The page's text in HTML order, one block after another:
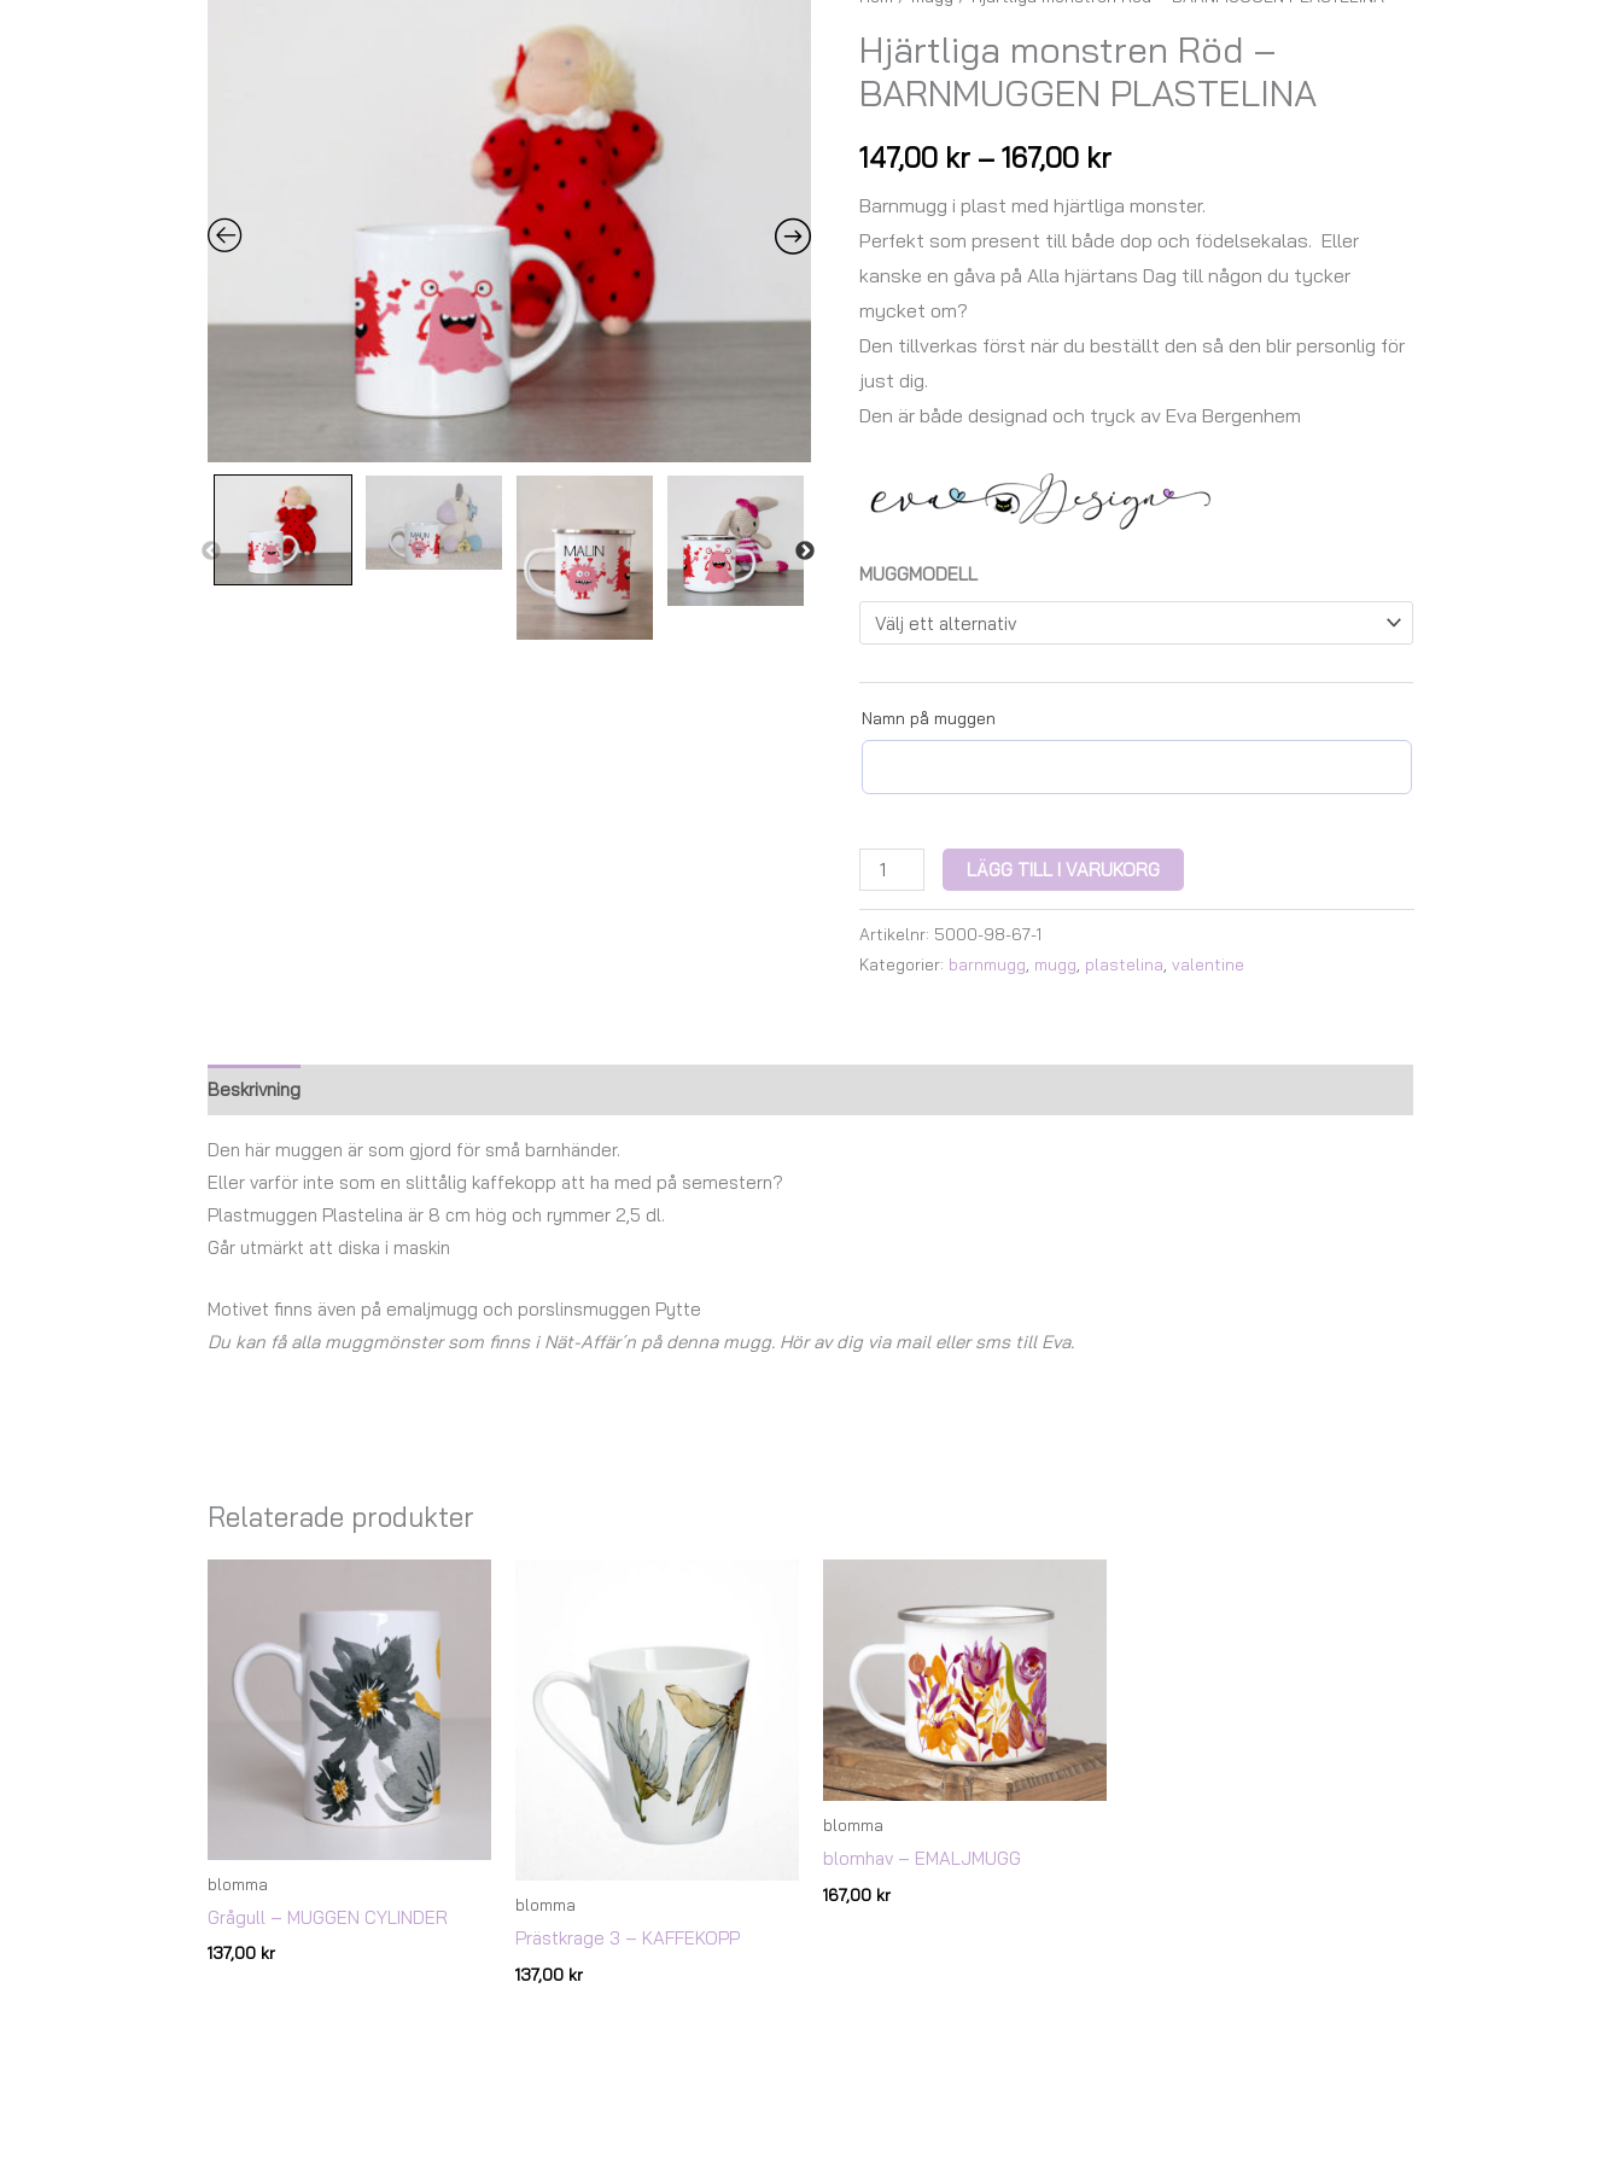
Hjärtliga monstren Röd –
BARNMUGGEN PLASTELINA
147,00 kr – 167,00 kr
147,00 kr
till
167,00 kr
Barnmugg i plast med hjärtliga monster.
Perfekt som present till både dop och födelsekalas. Eller
kanske en gåva på Alla hjärtans Dag till någon du tycker
mycket om?
Den tillverkas först när du beställt den så den blir personlig för
just dig.
Den är både designad och tryck av Eva Bergenhem
MUGGMODELL
Namn på muggen
Röd
-
PLASTELINA
LÄGG TILL I VARUKORG
Artikelnr: 5000-98-67-1
Kategorier: barnmugg mugg plastelina valentine
Beskrivning
Den här muggen är som gjord för små barnhänder.
Eller varför inte som en slittålig kaffekopp att ha med på semestern?
Plastmuggen Plastelina är 8 cm hög och rymmer 2,5 dl.
Går utmärkt att diska i maskin
Motivet finns även på emaljmugg och porslinsmuggen Pytte
Du kan få alla muggmönster som finns i Nät-Affär´n på denna mugg. Hör av dig via mail eller sms till Eva.
Relaterade produkter
blomma
Grågull – MUGGEN CYLINDER
137,00 kr
blomma
Prästkrage 3 – KAFFEKOPP
137,00 kr
blomma
blomhav – EMALJMUGG
167,00 kr